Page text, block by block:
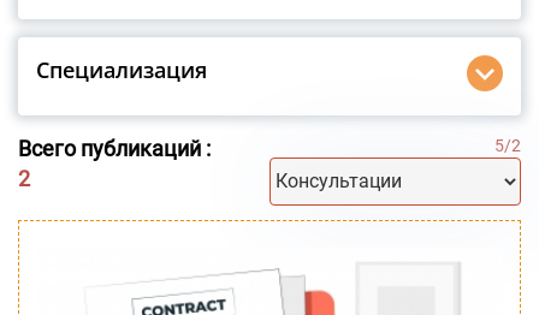
Специализация
Всего публикаций :
2
5/2